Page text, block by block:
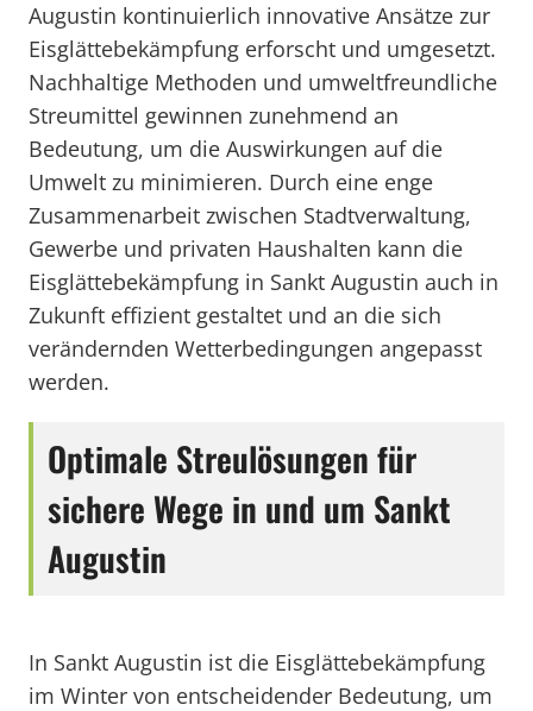
Augustin kontinuierlich innovative Ansätze zur
Eisglättebekämpfung erforscht und umgesetzt.
Nachhaltige Methoden und umweltfreundliche
Streumittel gewinnen zunehmend an
Bedeutung, um die Auswirkungen auf die
Umwelt zu minimieren. Durch eine enge
Zusammenarbeit zwischen Stadtverwaltung,
Gewerbe und privaten Haushalten kann die
Eisglättebekämpfung in Sankt Augustin auch in
Zukunft effizient gestaltet und an die sich
verändernden Wetterbedingungen angepasst
werden.
Optimale Streulösungen für
sichere Wege in und um Sankt
Augustin
In Sankt Augustin ist die Eisglättebekämpfung
im Winter von entscheidender Bedeutung, um